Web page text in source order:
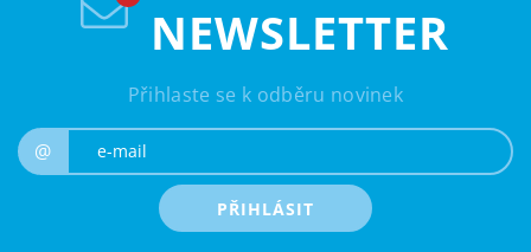
NEWSLETTER
Přihlaste se k odběru novinek
@
PŘIHLÁSIT